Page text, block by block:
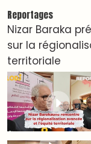
World Tour 2026
Nacim
du Nord s'éveille !
Nacim
date )
Hatim Ammor
show Live